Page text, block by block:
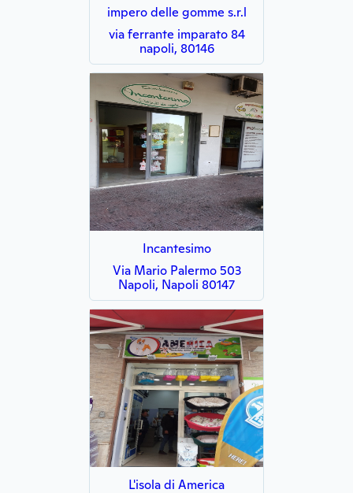
impero delle gomme s.r.l
via ferrante imparato 84
napoli, 80146
Incantesimo
Via Mario Palermo 503
Napoli, Napoli 80147
L'isola di America